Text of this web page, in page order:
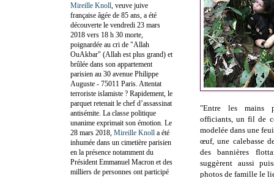
"Entre les mains
officiants, un fil de
modelée dans une
œuf, une calebasse
des bannières
suggèrent aussi
photos de famille le
Mireille Knoll , veuve juive
française âgée de 85 ans, a été
découverte le vendredi 23 mars
2018 vers 18 h 30 morte,
poignardée au cri de "Allah
OuAkbar" (Allah est plus grand) et
brûlée dans son appartement
parisien au 30 avenue Philippe
Auguste - 75011 Paris. Attentat
terroriste islamiste ? Rapidement, le
parquet retenait le chef d’assassinat
antisémite. La classe politique
unanime exprimait son émotion. Le
28 mars 2018, Mireille Knoll a été
inhumée dans un cimetière parisien
en la présence notamment du
Président Emmanuel Macron et des
milliers de personnes ont participé